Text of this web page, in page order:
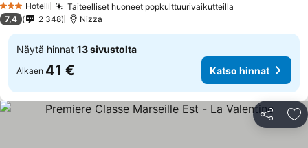
3 Tähtiluokitus
Hotelli Taiteelliset huoneet popkulttuurivaikutteilla
7,4 2 348 Nizza
Näytä hinnat 13 sivustolta
Alkaen 41 € Katso hinnat
Jaa